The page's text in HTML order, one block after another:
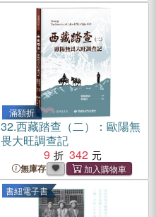
滿額折
32.西藏踏查（二）：歐陽無
畏大旺調查記
9
342
無庫存
書紐電子書